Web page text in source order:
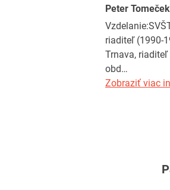
Peter Tomeček
riaditeľ (1990-
Trnava,
obd…
Zobraziť viac